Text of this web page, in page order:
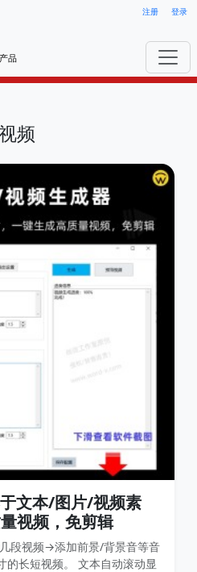
注册 登录
品
频
文本/图片/视频素
视频，免剪辑
段视频→添加前景/背景音等音
的长短视频。 文本自动滚动显